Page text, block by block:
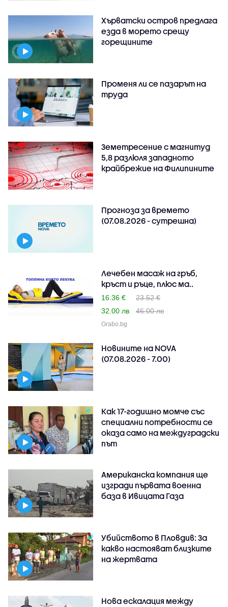
Хърватски остров предлага
езда в морето срещу
горещините
Променя ли се пазарът на
труда
Земетресение с магнитуд
5,8 разлюля западното
крайбрежие на Филипините
Прогноза за времето
(07.08.2026 - сутрешна)
Лечебен масаж на гръб,
кръст и ръце, плюс ма..
16.36 €
23.52 €
32.00 лв
46.00 лв
Grabo.bg
Новините на NOVA
(07.08.2026 - 7.00)
Как 17-годишно момче със
специални потребности се
оказа само на междуградски
път
Американска компания ще
изгради първата военна
база в Ивицата Газа
Убийството в Пловдив: За
какво настояват близките
на жертвата
Нова ескалация между